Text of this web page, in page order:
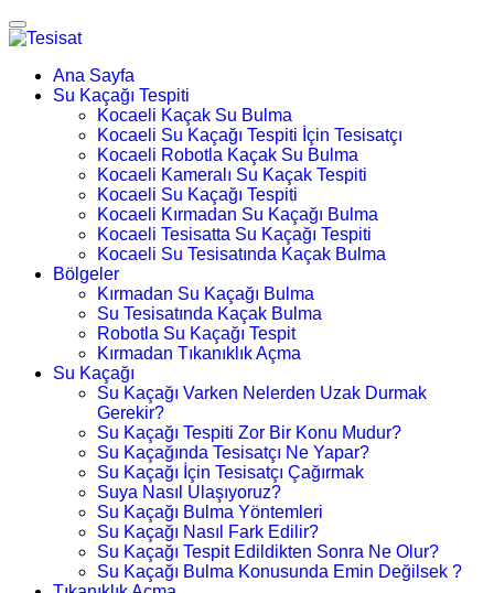
Ana Sayfa
Su Kaçağı Tespiti
Kocaeli Kaçak Su Bulma
Kocaeli Su Kaçağı Tespiti İçin Tesisatçı
Kocaeli Robotla Kaçak Su Bulma
Kocaeli Kameralı Su Kaçak Tespiti
Kocaeli Su Kaçağı Tespiti
Kocaeli Kırmadan Su Kaçağı Bulma
Kocaeli Tesisatta Su Kaçağı Tespiti
Kocaeli Su Tesisatında Kaçak Bulma
Bölgeler
Kırmadan Su Kaçağı Bulma
Su Tesisatında Kaçak Bulma
Robotla Su Kaçağı Tespit
Kırmadan Tıkanıklık Açma
Su Kaçağı
Su Kaçağı Varken Nelerden Uzak Durmak
Gerekir?
Su Kaçağı Tespiti Zor Bir Konu Mudur?
Su Kaçağında Tesisatçı Ne Yapar?
Su Kaçağı İçin Tesisatçı Çağırmak
Suya Nasıl Ulaşıyoruz?
Su Kaçağı Bulma Yöntemleri
Su Kaçağı Nasıl Fark Edilir?
Su Kaçağı Tespit Edildikten Sonra Ne Olur?
Su Kaçağı Bulma Konusunda Emin Değilsek ?